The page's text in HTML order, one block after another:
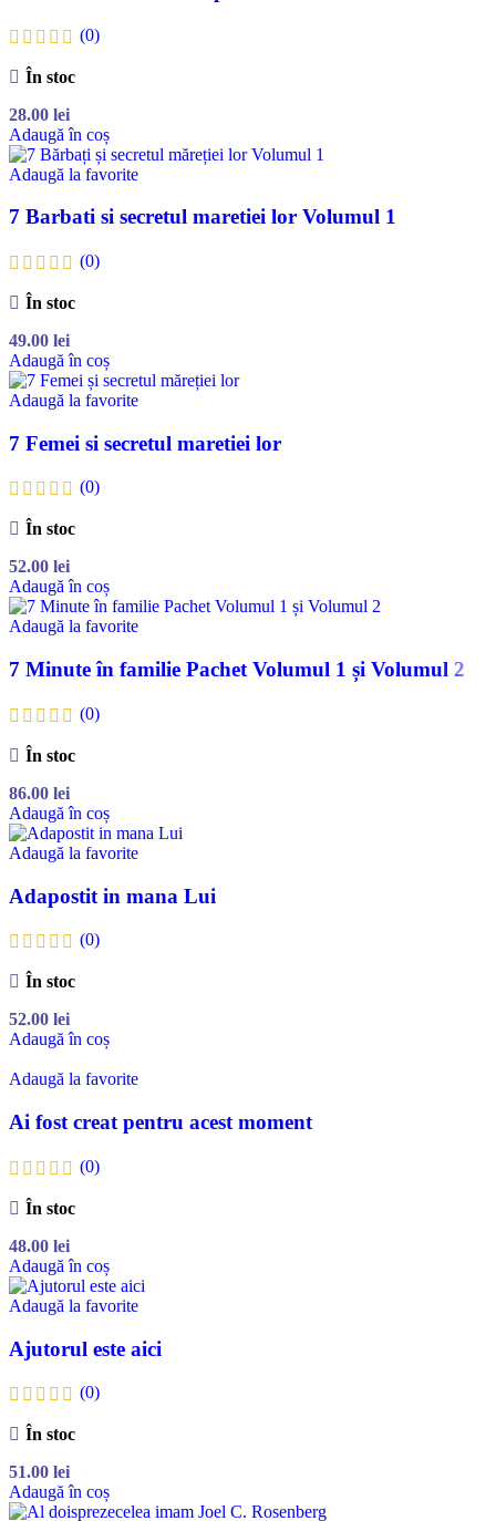
(0)
În stoc
28.00 lei
Adaugă în coș
Adaugă la favorite
7 Barbati si secretul maretiei lor Volumul 1
(0)
În stoc
49.00 lei
Adaugă în coș
Adaugă la favorite
7 Femei si secretul maretiei lor
(0)
În stoc
52.00 lei
Adaugă în coș
Adaugă la favorite
7 Minute în familie Pachet Volumul 1 și Volumul 2
(0)
În stoc
86.00 lei
Adaugă în coș
Adaugă la favorite
Adapostit in mana Lui
(0)
În stoc
52.00 lei
Adaugă în coș
Adaugă la favorite
Ai fost creat pentru acest moment
(0)
În stoc
48.00 lei
Adaugă în coș
Adaugă la favorite
Ajutorul este aici
(0)
În stoc
51.00 lei
Adaugă în coș